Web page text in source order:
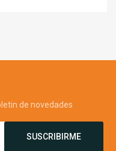
de novedades
SUSCRIBIRME